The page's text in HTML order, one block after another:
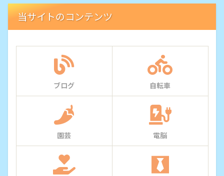
当サイトのコンテンツ
ブログ 自転車
園芸 電脳